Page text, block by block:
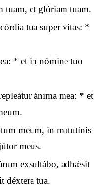
tuam, et glóriam tuam.
tua super vitas: *
* et in nómine tuo
ánima mea: * et
meum, in matutínis
meus.
exsultábo, adhǽsit
déxtera tua.